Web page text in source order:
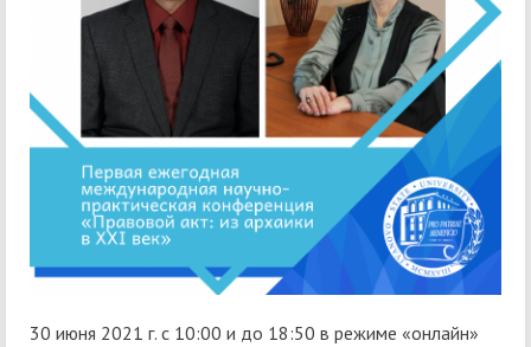
30 июня 2021 г. с 10:00 и до 18:50 в режиме «онлайн»